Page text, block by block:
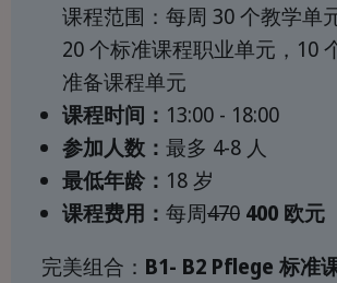
课程范围：每周 30 个教学单
20 个标准课程职业单元，10
准备课程单元
课程时间： 13:00 - 18:00
参加人数： 最多 4-8 人
最低年龄： 18 岁
课程费用： 每周470 400 欧元
完美组合： B1- B2 Pflege 标准